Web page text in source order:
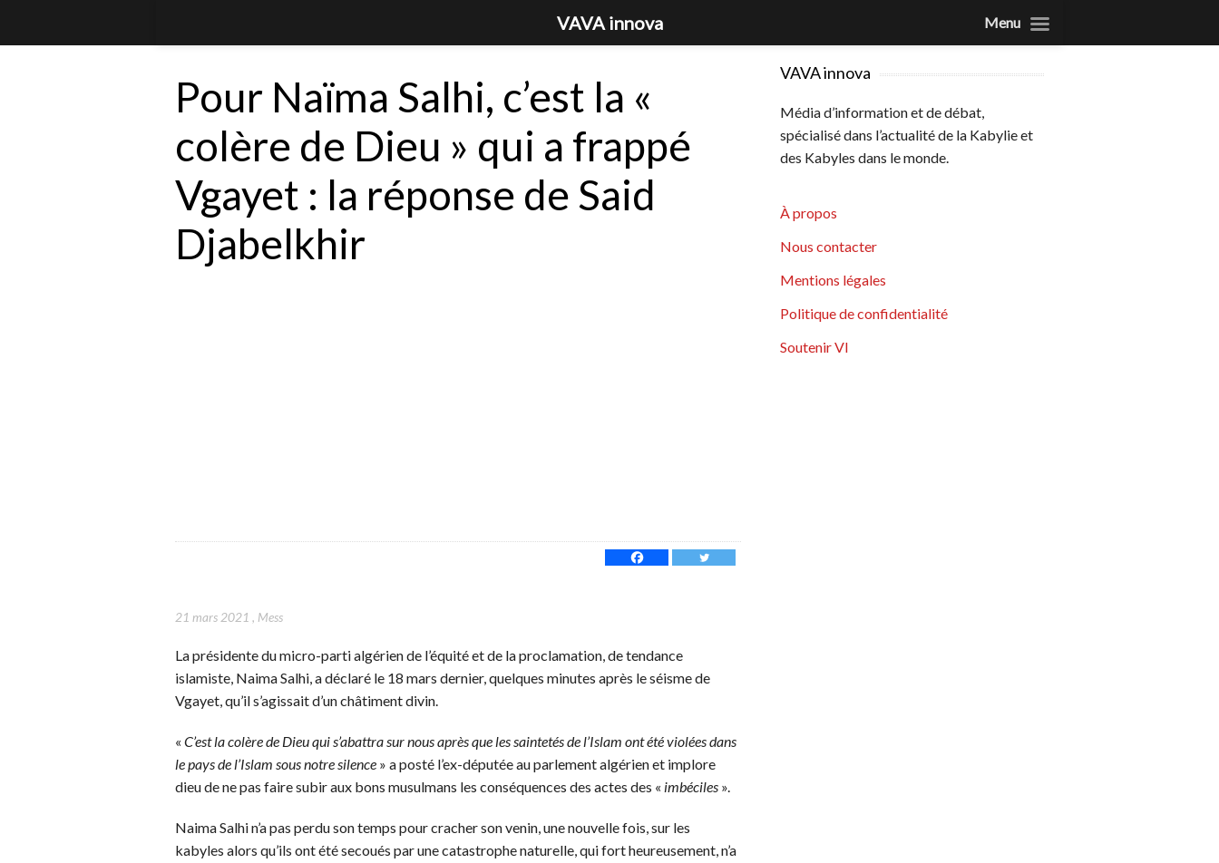
Pour Naïma Salhi, c’est la «
colère de Dieu » qui a frappé
Vgayet : la réponse de Said
Djabelkhir
21 mars 2021 , Mess
La présidente du micro-parti algérien de l’équité et de la proclamation, de tendance
islamiste, Naima Salhi, a déclaré le 18 mars dernier, quelques minutes après le séisme de
Vgayet, qu’il s’agissait d’un châtiment divin.
«C’est la colère de Dieu qui s’abattra sur nous après que les saintetés de l’Islam ont été violées dans
le pays de l’Islam sous notre silence » a posté l’ex-députée au parlement algérien et implore
dieu de ne pas faire subir aux bons musulmans les conséquences des actes des « imbéciles ».
Naima Salhi n’a pas perdu son temps pour cracher son venin, une nouvelle fois, sur les
kabyles alors qu’ils ont été secoués par une catastrophe naturelle, qui fort heureusement, n’a
VAVA innova
Média d’information et de débat,
spécialisé dans l’actualité de la Kabylie et
des Kabyles dans le monde.
À propos
Nous contacter
Mentions légales
Politique de confidentialité
Soutenir VI
VAVA innova Menu